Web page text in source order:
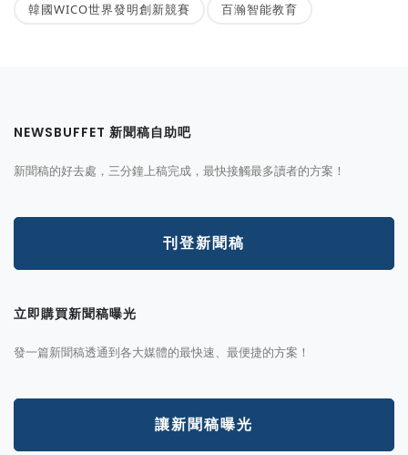
韓國WICO世界發明創新競賽 百瀚智能教育
NEWSBUFFET 新聞稿自助吧
新聞稿的好去處，三分鐘上稿完成，最快接觸最多讀者的方案！
刊登新聞稿
立即購買新聞稿曝光
發一篇新聞稿透通到各大媒體的最快速、最便捷的方案！
讓新聞稿曝光